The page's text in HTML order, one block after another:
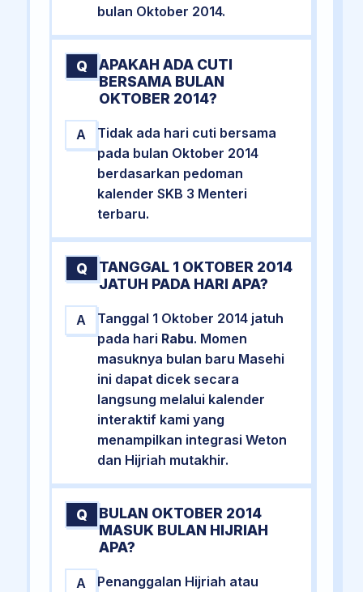
bulan Oktober 2014.
Q
APAKAH ADA CUTI
BERSAMA BULAN
OKTOBER 2014?
A
Tidak ada hari cuti bersama
pada bulan Oktober 2014
berdasarkan pedoman
kalender SKB 3 Menteri
terbaru.
Q
TANGGAL 1 OKTOBER 2014
JATUH PADA HARI APA?
A
Tanggal 1 Oktober 2014 jatuh
pada hari Rabu. Momen
masuknya bulan baru Masehi
ini dapat dicek secara
langsung melalui kalender
interaktif kami yang
menampilkan integrasi Weton
dan Hijriah mutakhir.
Q
BULAN OKTOBER 2014
MASUK BULAN HIJRIAH
APA?
A
Penanggalan Hijriah atau